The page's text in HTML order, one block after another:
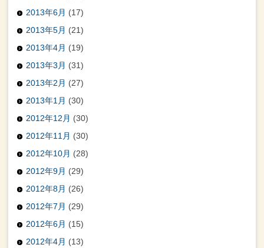
2013年6月 (17)
2013年5月 (21)
2013年4月 (19)
2013年3月 (31)
2013年2月 (27)
2013年1月 (30)
2012年12月 (30)
2012年11月 (30)
2012年10月 (28)
2012年9月 (29)
2012年8月 (26)
2012年7月 (29)
2012年6月 (15)
2012年4月 (13)